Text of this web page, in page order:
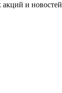
акций и новостей